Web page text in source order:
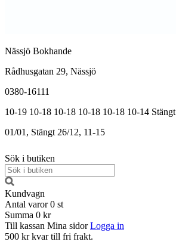
Nässjö Bokhande
Rådhusgatan 29, Nässjö
0380-16111
10-19 10-18 10-18 10-18 10-18 10-14 Stängt
01/01, Stängt 26/12, 11-15
Sök i butiken
Kundvagn
Antal varor 0 st
Summa 0 kr
Till kassan Mina sidor Logga in
500 kr kvar till fri frakt.